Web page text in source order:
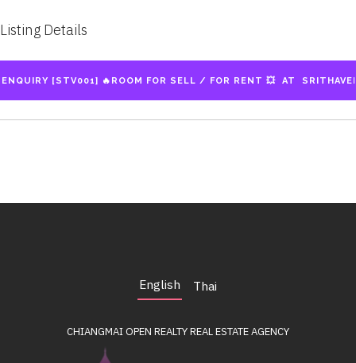
Listing Details
English Thai
CHIANGMAI OPEN REALTYREAL ESTATE AGENCY